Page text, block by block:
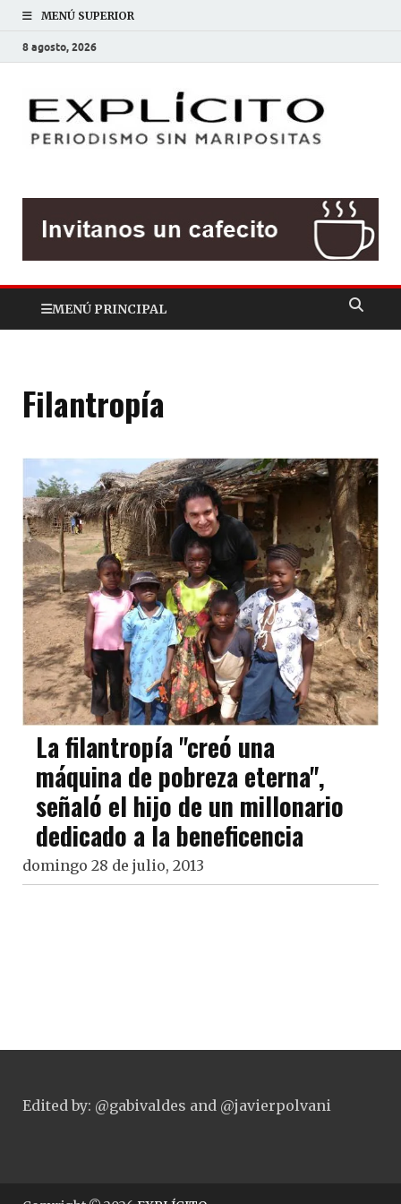
MENÚ SUPERIOR
8 agosto, 2026
MENÚ PRINCIPAL
Filantropía
La filantropía "creó una
máquina de pobreza eterna",
señaló el hijo de un millonario
dedicado a la beneficencia
domingo 28 de julio, 2013
Edited by: @gabivaldes and @javierpolvani